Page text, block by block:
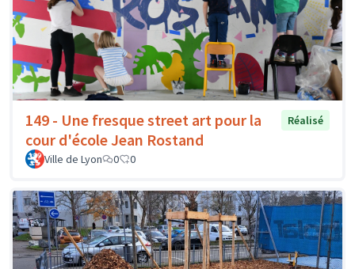
149 - Une fresque street art pour la
cour d'école Jean Rostand
Réalisé
Ville de Lyon 0 0